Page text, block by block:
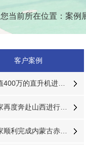
您当前所在位置：案例
客户案例